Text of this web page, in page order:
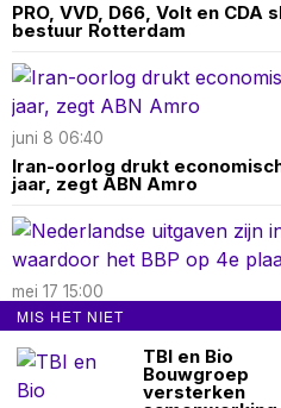
PRO, VVD, D66, Volt en
bestuur Rotterdam
juni 8 06:40
Iran-oorlog drukt
jaar, zegt ABN Amro
mei 17 15:00
Nederlandse uitgaven zijn
waardoor het BBP op 4e
MIS HET NIET
TBI en Bio
Bouwgroep
versterken